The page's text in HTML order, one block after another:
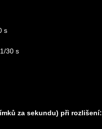
s
30 s
za sekundu) při rozlišení: